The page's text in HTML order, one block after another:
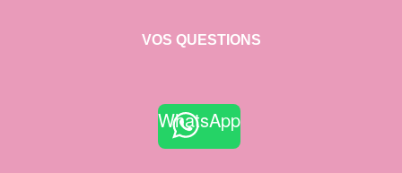
VOS QUESTIONS
WhatsApp